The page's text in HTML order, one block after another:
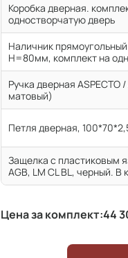
Коробка дверная.
одностворчатую дверь
Наличник
H=80мм, комплект на
Ручка дверная ASPECTO
матовый)
Петля дверная,
Защелка с пластиковым
AGB, LM CL BL, черный.
Цена за комплект:44